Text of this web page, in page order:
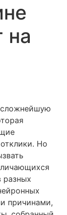
на
сложнейшую
Но
разных
причинами,